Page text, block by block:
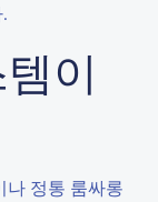
이
나 정통 룸싸롱